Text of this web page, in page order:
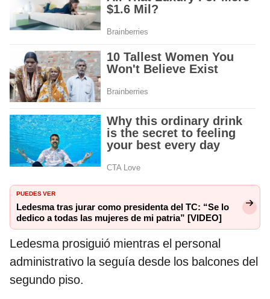
PUEDES VER
Ledesma tras jurar como presidenta del TC: “Se lo
dedico a todas las mujeres de mi patria” [VIDEO]
Ledesma prosiguió mientras el personal
administrativo la seguía desde los balcones del
segundo piso.